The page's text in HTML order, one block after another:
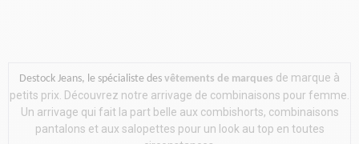
Destock Jeans, le spécialiste des vêtements de marques de marque à
petits prix. Découvrez notre arrivage de combinaisons pour femme.
Un arrivage qui fait la part belle aux combishorts, combinaisons
pantalons et aux salopettes pour un look au top en toutes